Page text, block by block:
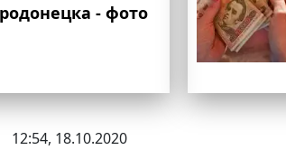
- фото
12:54, 18.10.2020